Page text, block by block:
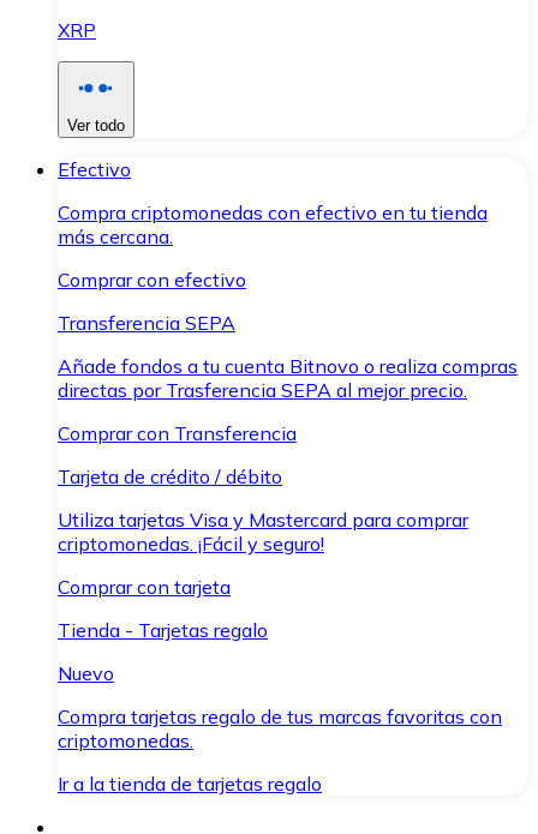
XRP
Ver todo
Efectivo
Compra criptomonedas con efectivo en tu tienda
más cercana.
Comprar con efectivo
Transferencia SEPA
Añade fondos a tu cuenta Bitnovo o realiza compras
directas por Trasferencia SEPA al mejor precio.
Comprar con Transferencia
Tarjeta de crédito / débito
Utiliza tarjetas Visa y Mastercard para comprar
criptomonedas. ¡Fácil y seguro!
Comprar con tarjeta
Tienda - Tarjetas regalo
Nuevo
Compra tarjetas regalo de tus marcas favoritas con
criptomonedas.
Ir a la tienda de tarjetas regalo